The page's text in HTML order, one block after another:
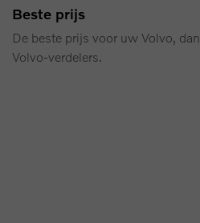
Beste prijs
De beste prijs voor uw Volvo,
Volvo‑verdelers.